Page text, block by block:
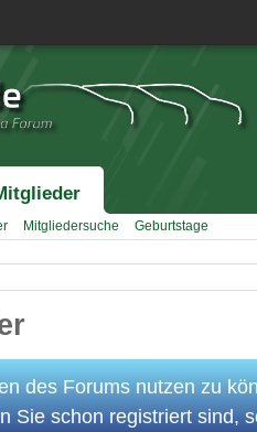
Mitgliedersuche Geburtstage
des Forums nutzen zu
Sie schon registriert sind,